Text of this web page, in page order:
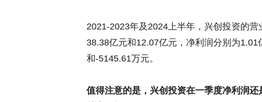
2021-2023年及2024上半年，兴创投资的营
38.38亿元和12.07亿元，净利润分别为
和-5145.61万元。
值得注意的是，兴创投资在一季度净利润